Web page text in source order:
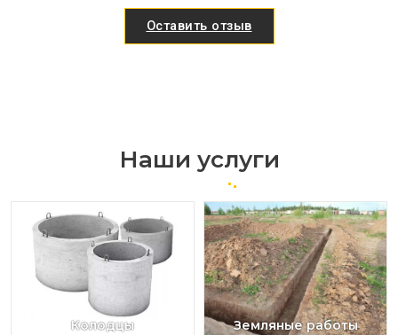
Оставить отзыв
Наши услуги
Колодцы Земляные работы